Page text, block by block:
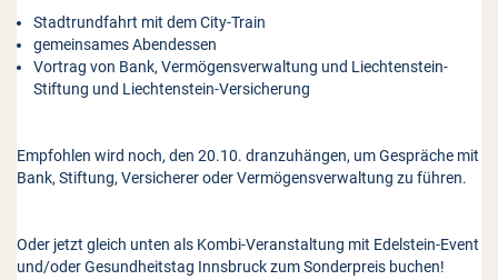
Stadtrundfahrt mit dem City-Train
gemeinsames Abendessen
Vortrag von Bank, Vermögensverwaltung und Liechtenstein-
Stiftung und Liechtenstein-Versicherung
Empfohlen wird noch, den 20.10. dranzuhängen, um Gespräche mit
Bank, Stiftung, Versicherer oder Vermögensverwaltung zu führen.
Oder jetzt gleich unten als Kombi-Veranstaltung mit Edelstein-Event
und/oder Gesundheitstag Innsbruck zum Sonderpreis buchen!